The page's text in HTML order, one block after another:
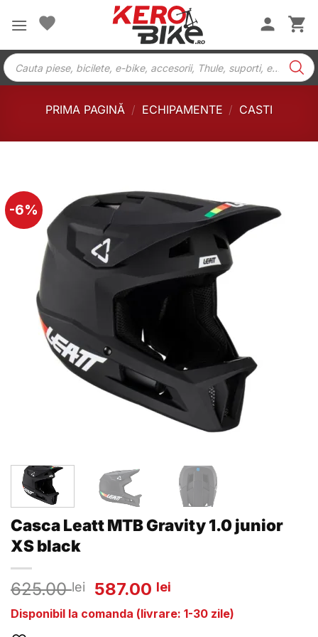
Products
search
PRIMA PAGINĂ / ECHIPAMENTE / CASTI
-6%
Casca Leatt MTB Gravity 1.0 junior
XS black
625.00lei
Prețul
inițial
a
587.00 lei
curent
este:
Disponibil la comanda (livrare: 1-30 zile)